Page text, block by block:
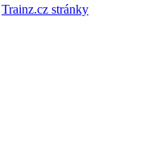
Trainz.cz stránky